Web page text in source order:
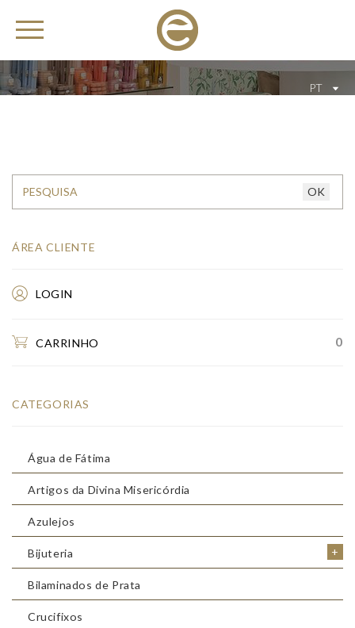
PT
ÁREA CLIENTE
LOGIN
CARRINHO 0
CATEGORIAS
Água de Fátima
Artigos da Divina Misericórdia
Azulejos
+
Bijuteria
Bilaminados de Prata
Crucifixos